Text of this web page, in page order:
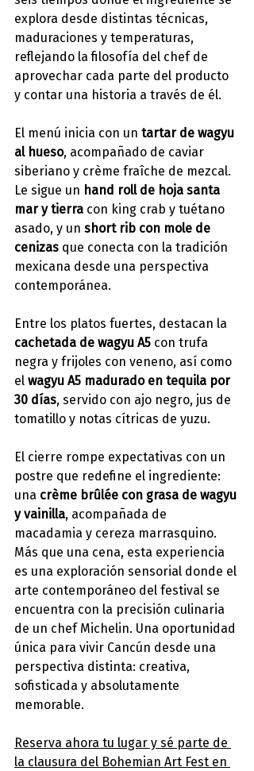
explora desde distintas técnicas,
maduraciones y temperaturas,
reflejando la filosofía del chef de
aprovechar cada parte del producto
y contar una historia a través de él.
El menú inicia con un tartar de wagyu
al hueso, acompañado de caviar
siberiano y crème fraîche de mezcal.
Le sigue un hand roll de hoja santa
mar y tierra con king crab y tuétano
asado, y un short rib con mole de
cenizas que conecta con la tradición
mexicana desde una perspectiva
contemporánea.
Entre los platos fuertes, destacan la
cachetada de wagyu A5 con trufa
negra y frijoles con veneno, así como
el wagyu A5 madurado en tequila por
30 días, servido con ajo negro, jus de
tomatillo y notas cítricas de yuzu.
El cierre rompe expectativas con un
postre que redefine el ingrediente:
una crème brûlée con grasa de wagyu
y vainilla, acompañada de
macadamia y cereza marrasquino.
Más que una cena, esta experiencia
es una exploración sensorial donde el
arte contemporáneo del festival se
encuentra con la precisión culinaria
de un chef Michelin. Una oportunidad
única para vivir Cancún desde una
perspectiva distinta: creativa,
sofisticada y absolutamente
memorable.
Reserva ahora tu lugar y sé parte de
la clausura del Bohemian Art Fest en